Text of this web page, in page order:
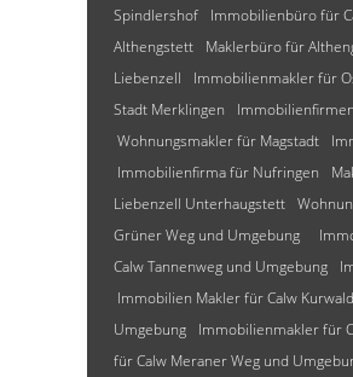
Spindlershof
Immobilienbüro für
Althengstett
Maklerbüro für
Liebenzell
Immobilienmakler für
Stadt Merklingen
Wohnungsmakler für Magstadt
Immobilienfirma für Nufringen
Liebenzell Unterhaugstett
Grüner Weg und Umgebung
Calw Tannenweg und Umgebung
Immobilien Makler für Calw
Umgebung
Immobilienmakler für
für Calw Meraner Weg und